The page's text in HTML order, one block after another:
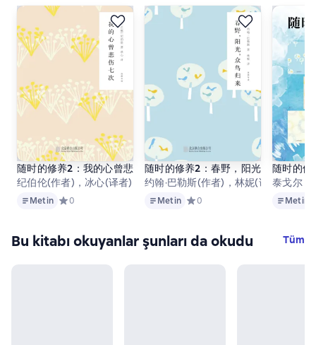
随时的修养2：我的心曾悲伤七次
纪伯伦(作者)，冰心(译者)
MetinMetin Средний рейтинг 0 на основе 0 оценок
0
随时的修养2：春野，阳光，众鸟归来
约翰·巴勒斯(作者)，林妮(译者)
MetinMetin Средний рейтинг 0 на основе
0
随时的修
泰戈尔，
MetinMetin
Bu kitabı okuyanlar şunları da okudu Tüm